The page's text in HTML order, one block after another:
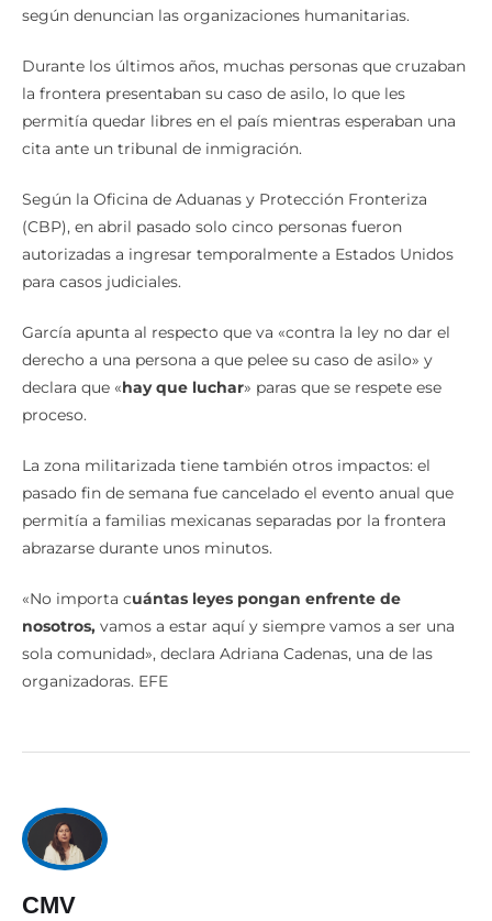
según denuncian las organizaciones humanitarias.
Durante los últimos años, muchas personas que cruzaban
la frontera presentaban su caso de asilo, lo que les
permitía quedar libres en el país mientras esperaban una
cita ante un tribunal de inmigración.
Según la Oficina de Aduanas y Protección Fronteriza
(CBP), en abril pasado solo cinco personas fueron
autorizadas a ingresar temporalmente a Estados Unidos
para casos judiciales.
García apunta al respecto que va «contra la ley no dar el
derecho a una persona a que pelee su caso de asilo» y
declara que «hay que luchar» paras que se respete ese
proceso.
La zona militarizada tiene también otros impactos: el
pasado fin de semana fue cancelado el evento anual que
permitía a familias mexicanas separadas por la frontera
abrazarse durante unos minutos.
«No importa cuántas leyes pongan enfrente de
nosotros, vamos a estar aquí y siempre vamos a ser una
sola comunidad», declara Adriana Cadenas, una de las
organizadoras. EFE
CMV